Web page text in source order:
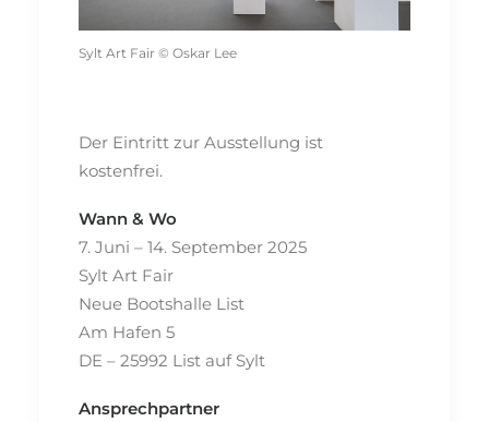
Sylt Art Fair © Oskar Lee
Der Eintritt zur Ausstellung ist
kostenfrei.
Wann & Wo
7. Juni – 14. September 2025
Sylt Art Fair
Neue Bootshalle List
Am Hafen 5
DE – 25992 List auf Sylt
Ansprechpartner